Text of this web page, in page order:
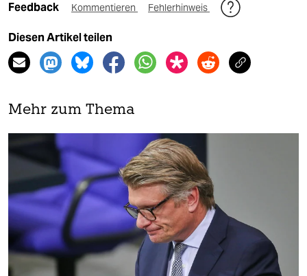
Feedback Kommentieren Fehlerhinweis
Diesen Artikel teilen
Mehr zum Thema